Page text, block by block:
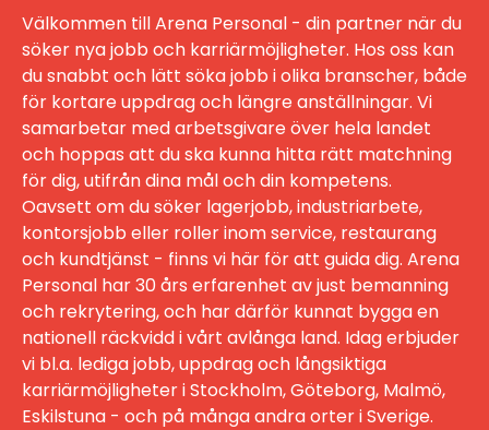
Välkommen till Arena Personal - din partner när du
söker nya jobb och karriärmöjligheter. Hos oss kan
du snabbt och lätt söka jobb i olika branscher, både
för kortare uppdrag och längre anställningar. Vi
samarbetar med arbetsgivare över hela landet
och hoppas att du ska kunna hitta rätt matchning
för dig, utifrån dina mål och din kompetens.
Oavsett om du söker lagerjobb, industriarbete,
kontorsjobb eller roller inom service, restaurang
och kundtjänst - finns vi här för att guida dig. Arena
Personal har 30 års erfarenhet av just bemanning
och rekrytering, och har därför kunnat bygga en
nationell räckvidd i vårt avlånga land. Idag erbjuder
vi bl.a. lediga jobb, uppdrag och långsiktiga
karriärmöjligheter i Stockholm, Göteborg, Malmö,
Eskilstuna - och på många andra orter i Sverige.